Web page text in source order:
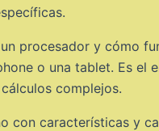
procesador y cómo
o una tablet. Es el
complejos.
características y